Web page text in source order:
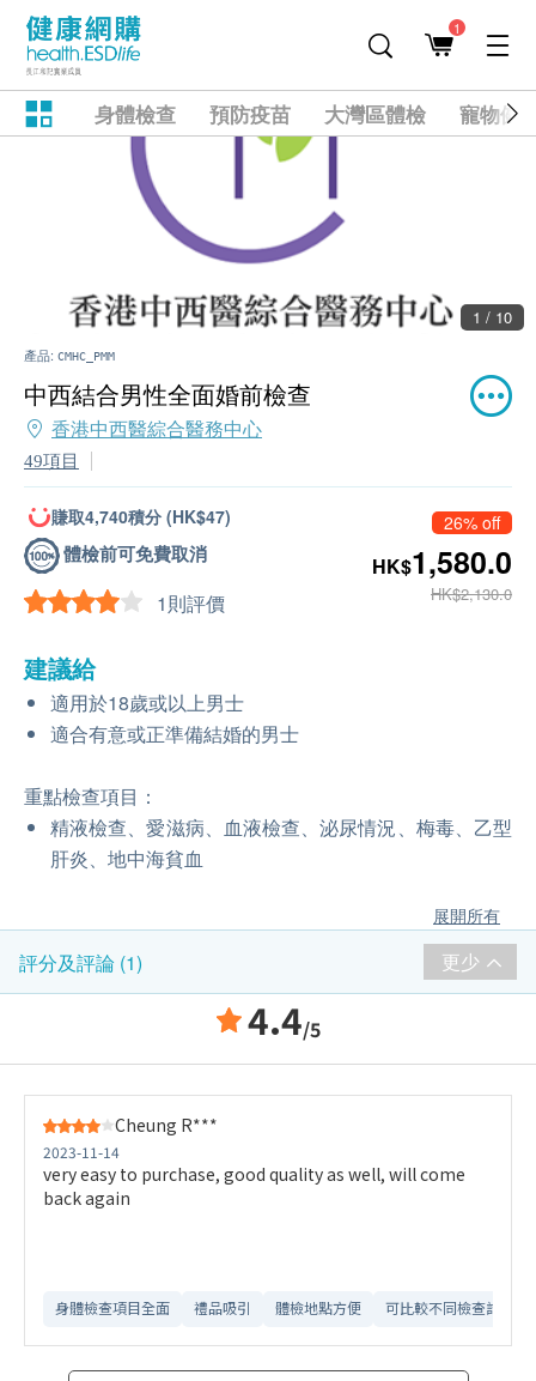
1
身體檢查 預防疫苗 大灣區體檢 寵物健
1 / 10
產品: CMHC_PMM
中西結合男性全面婚前檢查
香港中西醫綜合醫務中心
49項目
賺取4,740積分 (HK$47)
體檢前可免費取消
1則評價
26% off
HK$1,580.0
HK$2,130.0
建議給
適用於18歲或以上男士
適合有意或正準備結婚的男士
重點檢查項目：
精液檢查、愛滋病、血液檢查、泌尿情況、梅毒、乙型
肝炎、地中海貧血
展開所有
評分及評論 (1) 更少
4.4/5
Cheung R***
2023-11-14
very easy to purchase, good quality as well, will come
back again
身體檢查項目全面 禮品吸引 體檢地點方便 可比較不同檢查計劃